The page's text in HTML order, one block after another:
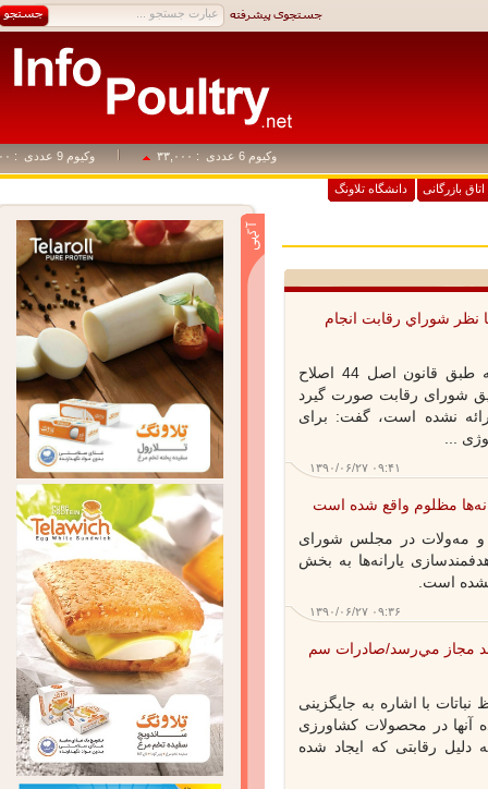
وکیوم 6 عددی : ۳۳,۰۰۰ وکیوم 9 عددی : ۴۹,۵۰۰
بازرگانی دانشگاه تلاونگ
شوراي رقابت انجام
رئیس شورای رقابت با بیان اینکه طبق قانون اصل 44 اصلاح
شورای رقابت صورت گیرد
نشده است، گفت: برای
...
۱۳۹۰/۰۶/۲۷ ۰۹:۴۱
مظلوم واقع شده است
مه‌ولات در مجلس شورای
یارانه‌ها به بخش
است.
۱۳۹۰/۰۶/۲۷ ۰۹:۳۶
مجاز مي‌رسد/صادرات سم
با اشاره به جایگزینی
در محصولات کشاورزی
رقابتی که ایجاد شده